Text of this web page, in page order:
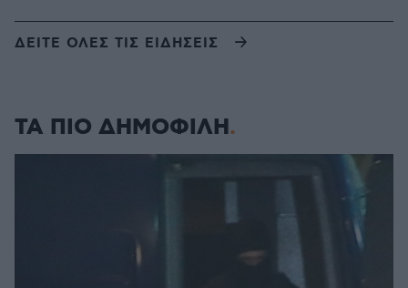
ΔΕΙΤΕ ΟΛΕΣ ΤΙΣ ΕΙΔΗΣΕΙΣ
ΤΑ ΠΙΟ ΔΗΜΟΦΙΛΗ